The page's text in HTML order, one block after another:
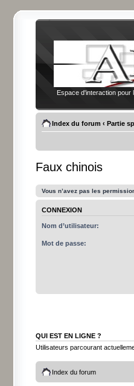
Espace d'interaction pour
Index du forum ‹ Partie
Faux chinois
Vous n’avez pas les
CONNEXION
Nom d’utilisateur:
Mot de passe:
QUI EST EN LIGNE ?
Utilisateurs parcourant
Index du forum